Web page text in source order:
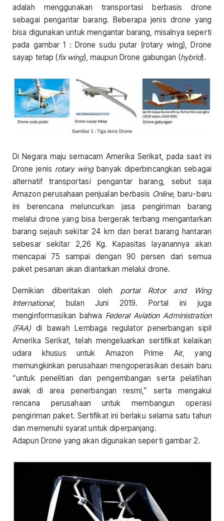
adalah menggunakan transportasi berbasis drone
sebagai pengantar barang. Beberapa jenis drone yang
bisa digunakan untuk mengantar barang, misalnya seperti
pada gambar 1 : Drone sudu putar (rotary wing), Drone
sayap tetap (fix wing), maupun Drone gabungan (hybrid).
Di Negara maju semacam Amerika Serikat, pada saat ini
Drone jenis rotary wingbanyak diperbincangkan sebagai
alternatif transportasi pengantar barang, sebut saja
Amazon perusahaan penjualan berbasis Online, baru-baru
ini berencana meluncurkan jasa pengiriman barang
melalui drone yang bisa bergerak terbang mengantarkan
barang sejauh sekitar 24 km dan berat barang hantaran
sebesar sekitar 2,26 Kg. Kapasitas layanannya akan
mencapai 75 sampai dengan 90 persen dari semua
paket pesanan akan diantarkan melalui drone.
Demikian diberitakan oleh portal Rotor
and Wing
International, bulan Juni 2019. Portal ini juga
menginformasikan bahwa Federal Aviation Administration
(FAA) di bawah Lembaga regulator penerbangan sipil
Amerika Serikat, telah mengeluarkan sertifikat kelaikan
udara khusus untuk Amazon Prime Air, yang
memungkinkan perusahaan mengoperasikan desain baru
“untuk penelitian dan pengembangan serta pelatihan
awak di area penerbangan resmi,” serta mengakui
rencana perusahaan untuk membangun operasi
pengiriman paket. Sertifikat ini berlaku selama satu tahun
dan memenuhi syarat untuk diperpanjang.
Adapun Drone yang akan digunakan seperti gambar 2.